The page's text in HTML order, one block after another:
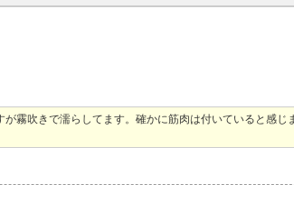
霧吹きで濡らしてます。確かに筋肉は付いていると感じ